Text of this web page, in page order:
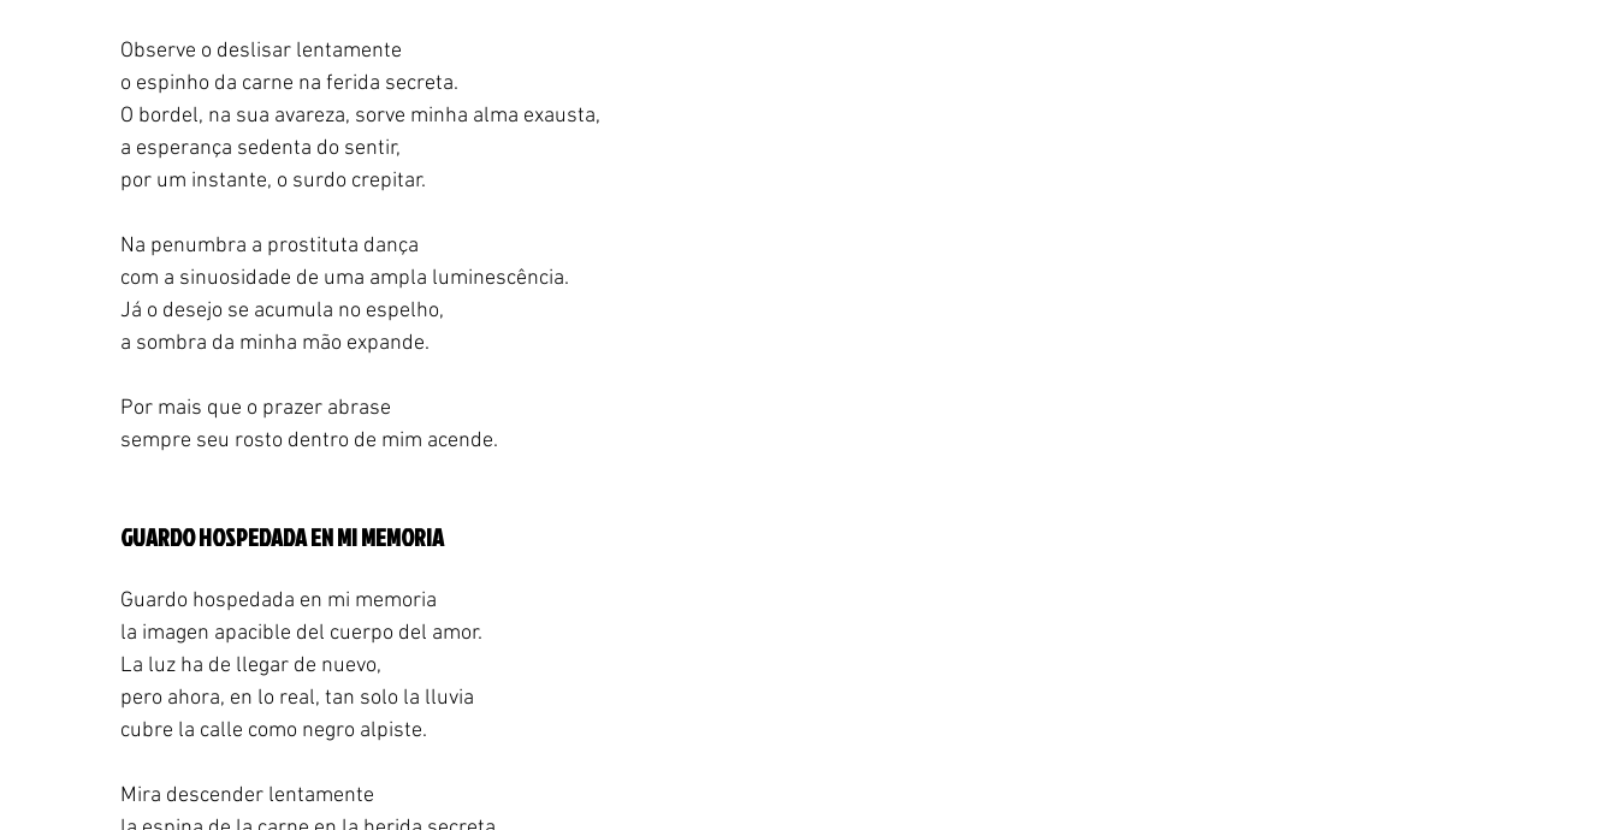
Observe o deslisar lentamente
o espinho da carne na ferida secreta.
O bordel, na sua avareza, sorve minha alma exausta,
a esperança sedenta do sentir,
por um instante, o surdo crepitar.
Na penumbra a prostituta dança
com a sinuosidade de uma ampla luminescência.
Já o desejo se acumula no espelho,
a sombra da minha mão expande.
Por mais que o prazer abrase
sempre seu rosto dentro de mim acende.
GUARDO HOSPEDADA EN MI MEMORIA
Guardo hospedada en mi memoria
la imagen apacible del cuerpo del amor.
La luz ha de llegar de nuevo,
pero ahora, en lo real, tan solo la lluvia
cubre la calle como negro alpiste.
Mira descender lentamente